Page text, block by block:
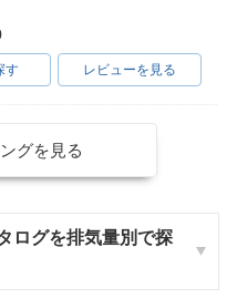
す レビューを見る
グを見る
ログを排気量別で探